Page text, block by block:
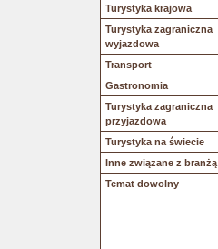
Turystyka krajowa
Turystyka zagraniczna
wyjazdowa
Transport
Gastronomia
Turystyka zagraniczna
przyjazdowa
Turystyka na świecie
Inne związane z branżą
Temat dowolny